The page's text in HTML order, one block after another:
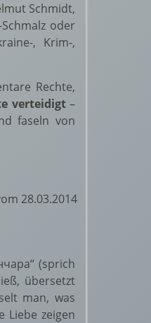
Schmidt,
oder
, Krim-,
Rechte,
verteidigt–
faseln von
28.03.2014
(sprich
übersetzt
man, was
Liebe zeigen